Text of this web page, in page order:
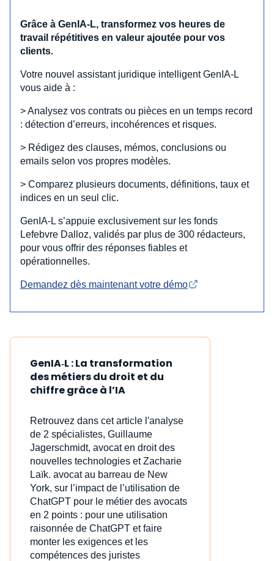
Grâce à GenIA‑L, transformez vos heures de
travail répétitives en valeur ajoutée pour vos
clients.
Votre nouvel assistant juridique intelligent GenIA‑L
vous aide à :
> Analysez vos contrats ou pièces en un temps record
: détection d’erreurs, incohérences et risques.
> Rédigez des clauses, mémos, conclusions ou
emails selon vos propres modèles.
> Comparez plusieurs documents, définitions, taux et
indices en un seul clic.
GenIA‑L s’appuie exclusivement sur les fonds
Lefebvre Dalloz, validés par plus de 300 rédacteurs,
pour vous offrir des réponses fiables et
opérationnelles.
Demandez dès maintenant votre démo
GenIA‑L : La transformation
des métiers du droit et du
chiffre grâce à l’IA
Retrouvez dans cet article l'analyse
de 2 spécialistes, Guillaume
Jagerschmidt, avocat en droit des
nouvelles technologies et Zacharie
Laïk. avocat au barreau de New
York, sur l’impact de l’utilisation de
ChatGPT pour le métier des avocats
en 2 points : pour une utilisation
raisonnée de ChatGPT et faire
monter les exigences et les
compétences des juristes